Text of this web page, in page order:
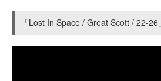
「Lost In Space / Great Scott / 22-26」